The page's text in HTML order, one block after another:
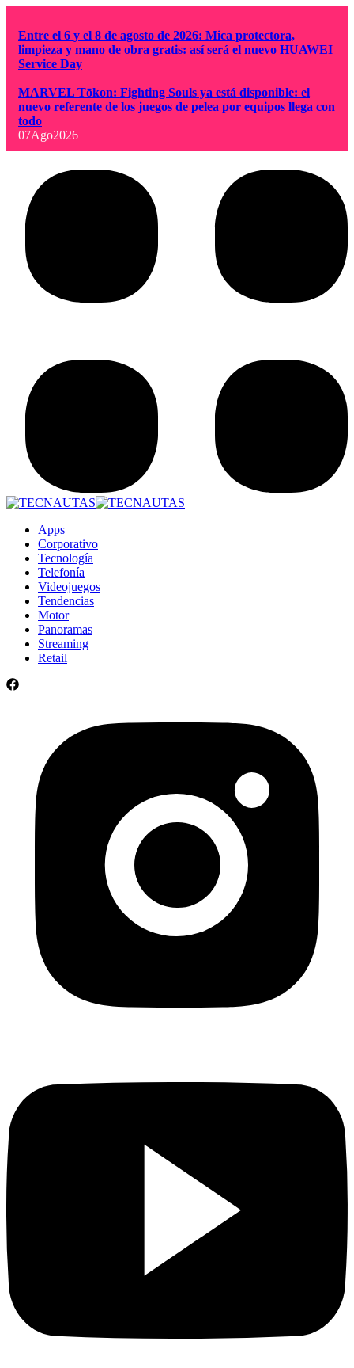
Entre el 6 y el 8 de agosto de 2026: Mica protectora,
limpieza y mano de obra gratis: así será el nuevo HUAWEI
Service Day
MARVEL Tōkon: Fighting Souls ya está disponible: el
nuevo referente de los juegos de pelea por equipos llega con
todo
07Ago2026
Apps
Corporativo
Tecnología
Telefonía
Videojuegos
Tendencias
Motor
Panoramas
Streaming
Retail